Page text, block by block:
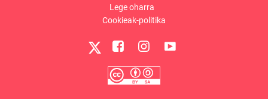
Lege oharra
Cookieak-politika